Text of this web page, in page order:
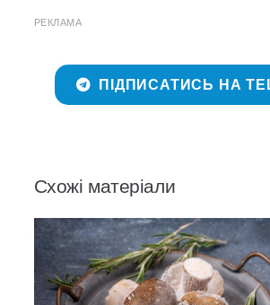
РЕКЛАМА
ПІДПИСАТИСЬ НА
Схожі матеріали